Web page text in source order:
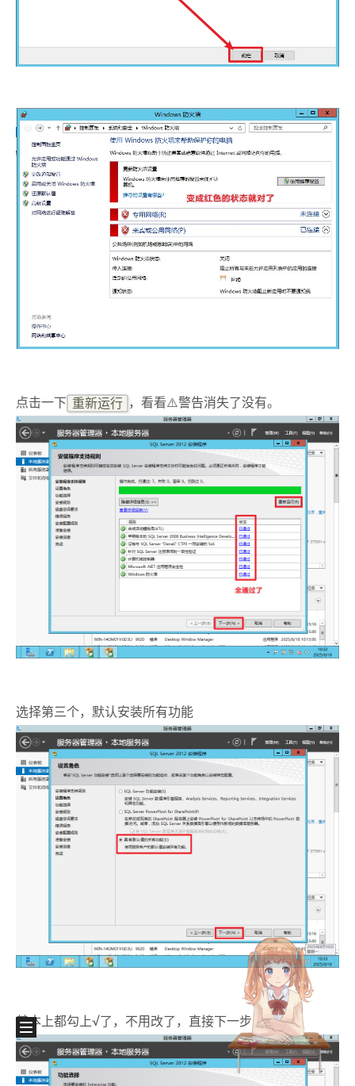
点击一下 重新运行 ，看看⚠️警告消失了没有。
选择第三个，默认安装所有功能
基本上都勾上√了，不用改了，直接下一步